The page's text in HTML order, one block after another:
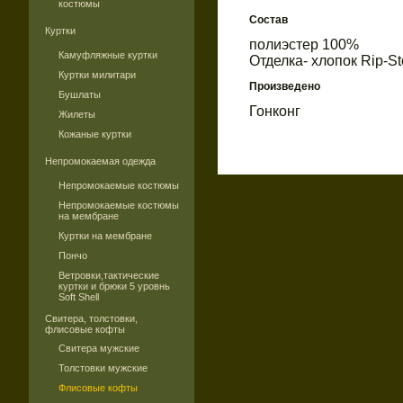
костюмы
Куртки
Камуфляжные куртки
Куртки милитари
Бушлаты
Жилеты
Кожаные куртки
Непромокаемая одежда
Непромокаемые костюмы
Непромокаемые костюмы
на мембране
Куртки на мембране
Пончо
Ветровки,тактические
куртки и брюки 5 уровнь
Soft Shell
Свитера, толстовки,
флисовые кофты
Свитера мужские
Толстовки мужские
Флисовые кофты
Состав
полиэстер 100%
Отделка- хлопок Rip-
Произведено
Гонконг